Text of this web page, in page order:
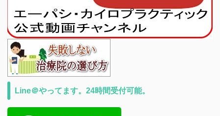
Line＠やってます。24時間受付可能。